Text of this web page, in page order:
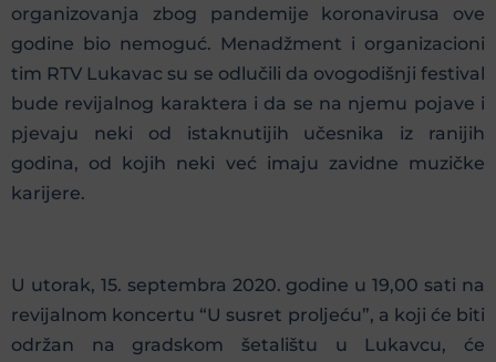
organizovanja zbog pandemije koronavirusa ove
godine bio nemoguć. Menadžment i organizacioni
tim RTV Lukavac su se odlučili da ovogodišnji festival
bude revijalnog karaktera i da se na njemu pojave i
pjevaju neki od istaknutijih učesnika iz ranijih
godina, od kojih neki već imaju zavidne muzičke
karijere.
U utorak, 15. septembra 2020. godine u 19,00 sati na
revijalnom koncertu “U susret proljeću”, a koji će biti
održan na gradskom šetalištu u Lukavcu, će